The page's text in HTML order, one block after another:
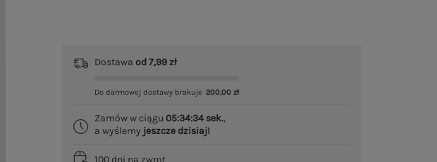
Dostawaod 7,99 zł
Do darmowej dostawy brakuje 200,00 zł
Zamów w ciągu05:34:33 sek.,
a wyślemy jeszcze dzisiaj!
100 dni na zwrot